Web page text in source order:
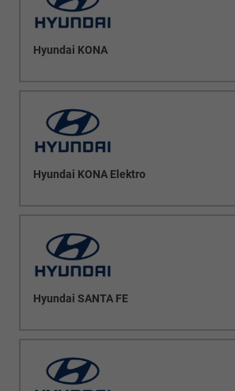
Hyundai KONA
Hyundai KONA Elektro
Hyundai SANTA FE